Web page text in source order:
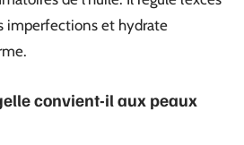
imperfections et hydrate
convient-il aux peaux